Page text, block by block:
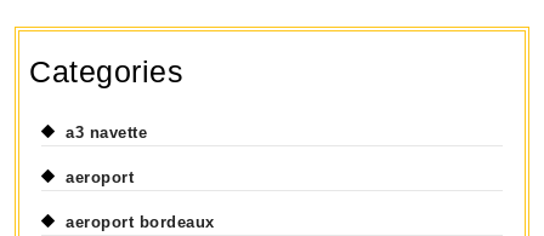
Categories
a3 navette
aeroport
aeroport bordeaux